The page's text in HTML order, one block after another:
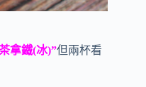
拿鐵(冰)”但兩杯看